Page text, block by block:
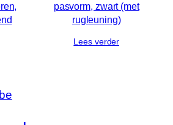
pasvorm, zwart (met
rugleuning)
Lees verder